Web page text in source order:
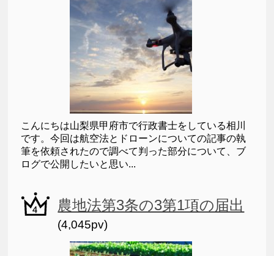
こんにちは山梨県甲府市で行政書士をしている相川
です。今回は航空法とドローンについての記事の執
筆を依頼されたので調べて判った部分について、ブ
ログで公開したいと思い...
農地法第3条の3第1項の届出
(4,045pv)